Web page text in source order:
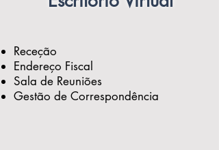
Receção
Endereço Fiscal
Sala de Reuniões
Gestão de Correspondência